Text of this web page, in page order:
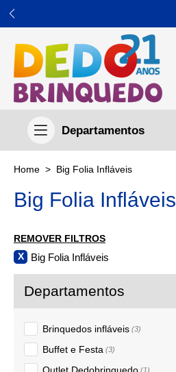
Big Folia Infláveis
Big Folia Infláveis
REMOVER FILTROS
Big Folia Infláveis
X
Brinquedos infláveis (3)
Buffet e Festa (3)
(1)